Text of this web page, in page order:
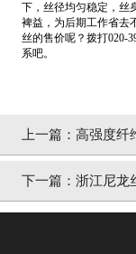
下，丝径均匀稳定，丝
裨益，为后期工作省去
丝的售价呢？拨打020-
系吧。
上一篇： 高强度纤
下一篇： 浙江尼龙